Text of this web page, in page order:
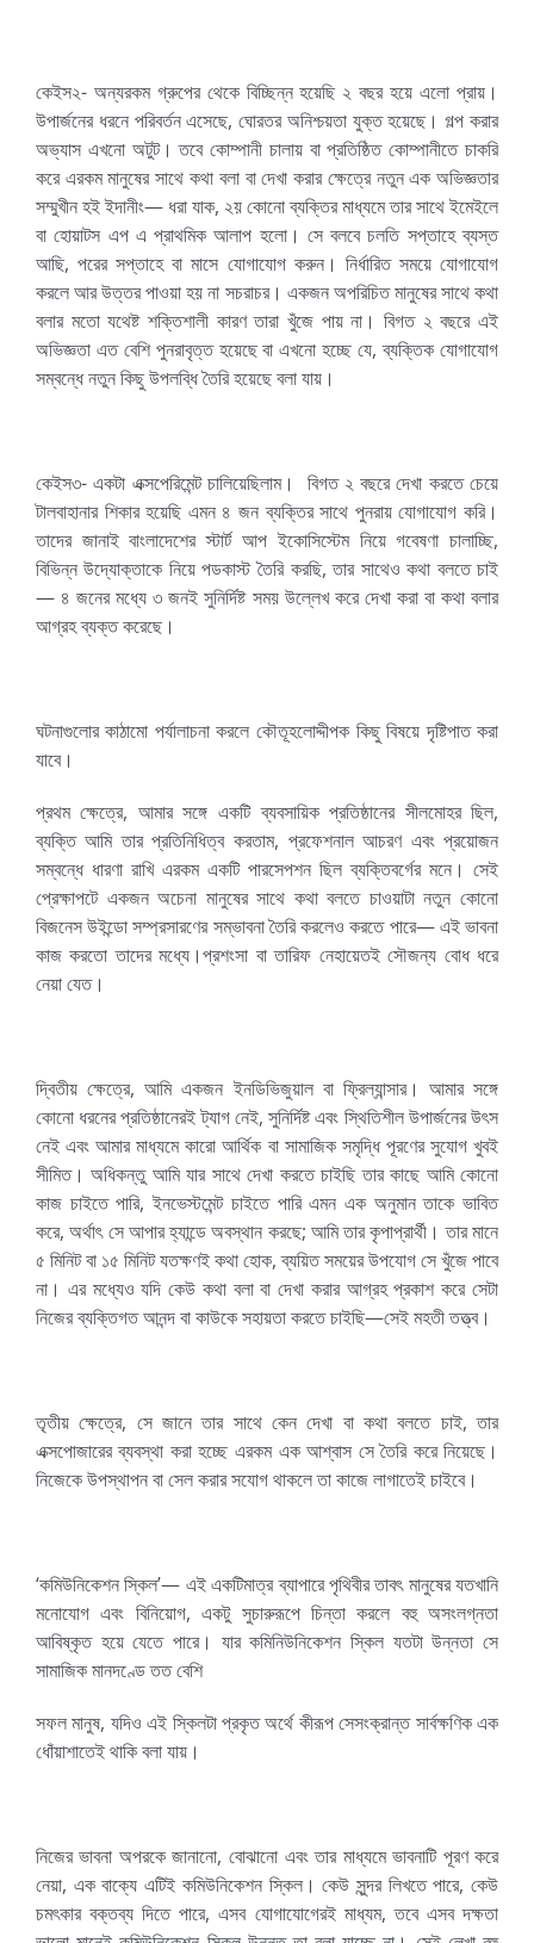
কেইস২- অন্যরকম গ্রুপের থেকে বিচ্ছিন্ন হয়েছি ২ বছর হয়ে এলো প্রায়।
উপার্জনের ধরনে পরিবর্তন এসেছে, ঘোরতর অনিশ্চয়তা যুক্ত হয়েছে। গল্প করার
অভ্যাস এখনো অটুট। তবে কোম্পানী চালায় বা প্রতিষ্ঠিত কোম্পানীতে চাকরি
করে এরকম মানুষের সাথে কথা বলা বা দেখা করার ক্ষেত্রে নতুন এক অভিজ্ঞতার
সম্মুখীন হই ইদানীং— ধরা যাক, ২য় কোনো ব্যক্তির মাধ্যমে তার সাথে ইমেইলে
বা হোয়াটস এপ এ প্রাথমিক আলাপ হলো। সে বলবে চলতি সপ্তাহে ব্যস্ত
আছি, পরের সপ্তাহে বা মাসে যোগাযোগ করুন। নির্ধারিত সময়ে যোগাযোগ
করলে আর উত্তর পাওয়া হয় না সচরাচর। একজন অপরিচিত মানুষের সাথে কথা
বলার মতো যথেষ্ট শক্তিশালী কারণ তারা খুঁজে পায় না। বিগত ২ বছরে এই
অভিজ্ঞতা এত বেশি পুনরাবৃত্ত হয়েছে বা এখনো হচ্ছে যে, ব্যক্তিক যোগাযোগ
সম্বন্ধে নতুন কিছু উপলব্ধি তৈরি হয়েছে বলা যায়।
কেইস৩- একটা এক্সপেরিমেন্ট চালিয়েছিলাম। বিগত ২ বছরে দেখা করতে চেয়ে
টালবাহানার শিকার হয়েছি এমন ৪ জন ব্যক্তির সাথে পুনরায় যোগাযোগ করি।
তাদের জানাই বাংলাদেশের স্টার্ট আপ ইকোসিস্টেম নিয়ে গবেষণা চালাচ্ছি,
বিভিন্ন উদ্যোক্তাকে নিয়ে পডকাস্ট তৈরি করছি, তার সাথেও কথা বলতে চাই
— ৪ জনের মধ্যে ৩ জনই সুনির্দিষ্ট সময় উল্লেখ করে দেখা করা বা কথা বলার
আগ্রহ ব্যক্ত করেছে।
ঘটনাগুলোর কাঠামো পর্যালাচনা করলে কৌতূহলোদ্দীপক কিছু বিষয়ে দৃষ্টিপাত করা
যাবে।
প্রথম ক্ষেত্রে, আমার সঙ্গে একটি ব্যবসায়িক প্রতিষ্ঠানের সীলমোহর ছিল,
ব্যক্তি আমি তার প্রতিনিধিত্ব করতাম, প্রফেশনাল আচরণ এবং প্রয়োজন
সম্বন্ধে ধারণা রাখি এরকম একটি পারসেপশন ছিল ব্যক্তিবর্গের মনে। সেই
প্রেক্ষাপটে একজন অচেনা মানুষের সাথে কথা বলতে চাওয়াটা নতুন কোনো
বিজনেস উইন্ডো সম্প্রসারণের সম্ভাবনা তৈরি করলেও করতে পারে— এই ভাবনা
কাজ করতো তাদের মধ্যে।প্রশংসা বা তারিফ নেহায়েতই সৌজন্য বোধ ধরে
নেয়া যেত।
দ্বিতীয় ক্ষেত্রে, আমি একজন ইনডিভিজুয়াল বা ফ্রিল্যান্সার। আমার সঙ্গে
কোনো ধরনের প্রতিষ্ঠানেরই ট্যাগ নেই, সুনির্দিষ্ট এবং স্থিতিশীল উপার্জনের উৎস
নেই এবং আমার মাধ্যমে কারো আর্থিক বা সামাজিক সমৃদ্ধি পূরণের সুযোগ খুবই
সীমিত। অধিকন্তু আমি যার সাথে দেখা করতে চাইছি তার কাছে আমি কোনো
কাজ চাইতে পারি, ইনভেস্টমেন্ট চাইতে পারি এমন এক অনুমান তাকে ভাবিত
করে, অর্থাৎ সে আপার হ্যান্ডে অবস্থান করছে; আমি তার কৃপাপ্রার্থী। তার মানে
৫ মিনিট বা ১৫ মিনিট যতক্ষণই কথা হোক, ব্যয়িত সময়ের উপযোগ সে খুঁজে পাবে
না। এর মধ্যেও যদি কেউ কথা বলা বা দেখা করার আগ্রহ প্রকাশ করে সেটা
নিজের ব্যক্তিগত আনন্দ বা কাউকে সহায়তা করতে চাইছি—সেই মহতী তত্ত্ব।
তৃতীয় ক্ষেত্রে, সে জানে তার সাথে কেন দেখা বা কথা বলতে চাই, তার
এক্সপোজারের ব্যবস্থা করা হচ্ছে এরকম এক আশ্বাস সে তৈরি করে নিয়েছে।
নিজেকে উপস্থাপন বা সেল করার সযোগ থাকলে তা কাজে লাগাতেই চাইবে।
‘কমিউনিকেশন স্কিল’— এই একটিমাত্র ব্যাপারে পৃথিবীর তাবৎ মানুষের যতখানি
মনোযোগ এবং বিনিয়োগ, একটু সুচারুরূপে চিন্তা করলে বহু অসংলগ্নতা
আবিষ্কৃত হয়ে যেতে পারে। যার কমিনিউনিকেশন স্কিল যতটা উন্নতা সে
সামাজিক মানদণ্ডে তত বেশি
সফল মানুষ, যদিও এই স্কিলটা প্রকৃত অর্থে কীরূপ সেসংক্রান্ত সার্বক্ষণিক এক
ধোঁয়াশাতেই থাকি বলা যায়।
নিজের ভাবনা অপরকে জানানো, বোঝানো এবং তার মাধ্যমে ভাবনাটি পূরণ করে
নেয়া, এক বাক্যে এটিই কমিউনিকেশন স্কিল। কেউ সুন্দর লিখতে পারে, কেউ
চমৎকার বক্তব্য দিতে পারে, এসব যোগাযোগেরই মাধ্যম, তবে এসব দক্ষতা